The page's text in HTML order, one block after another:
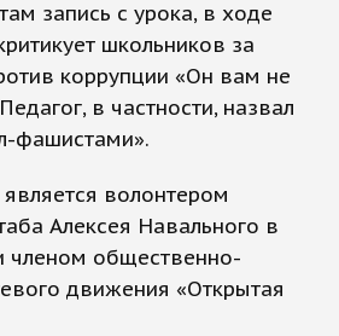
запись с урока, в ходе
школьников за
коррупции «Он вам не
в частности, назвал
фашистами».
волонтером
Алексея Навального в
членом общественно-
движения «Открытая